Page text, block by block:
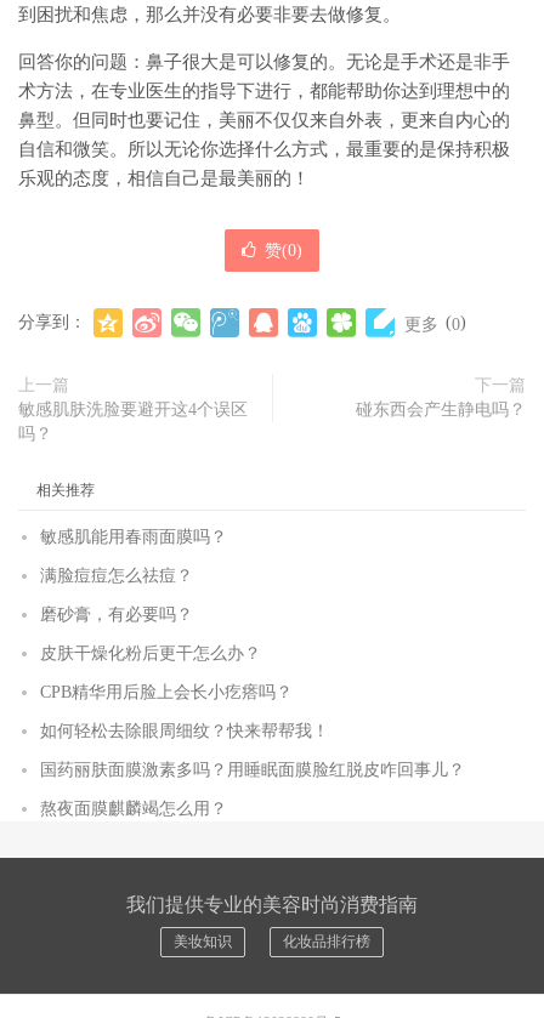
到困扰和焦虑，那么并没有必要非要去做修复。
回答你的问题：鼻子很大是可以修复的。无论是手术还是非手
术方法，在专业医生的指导下进行，都能帮助你达到理想中的
鼻型。但同时也要记住，美丽不仅仅来自外表，更来自内心的
自信和微笑。所以无论你选择什么方式，最重要的是保持积极
乐观的态度，相信自己是最美丽的！
赞(0)
分享到： 更多 (0)
上一篇
敏感肌肤洗脸要避开这4个误区
吗？
下一篇
碰东西会产生静电吗？
相关推荐
敏感肌能用春雨面膜吗？
满脸痘痘怎么祛痘？
磨砂膏，有必要吗？
皮肤干燥化粉后更干怎么办？
CPB精华用后脸上会长小疙瘩吗？
如何轻松去除眼周细纹？快来帮帮我！
国药丽肤面膜激素多吗？用睡眠面膜脸红脱皮咋回事儿？
熬夜面膜麒麟竭怎么用？
我们提供专业的美容时尚消费指南
美妆知识 化妆品排行榜